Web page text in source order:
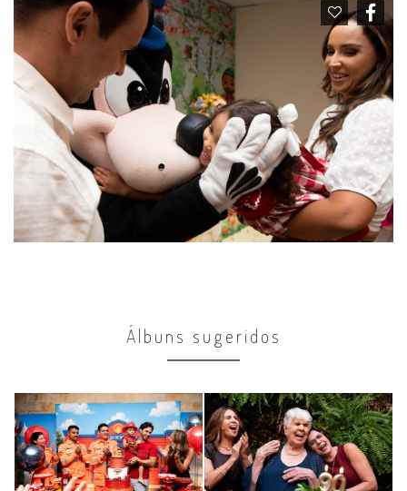
Álbuns sugeridos
Comemorações
4 anos Matheus
Comemorações
90 anos Maria
Alice